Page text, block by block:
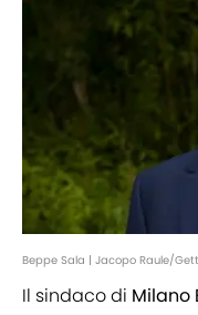
Beppe Sala | Jacopo Raule/
Il sindaco di Milano